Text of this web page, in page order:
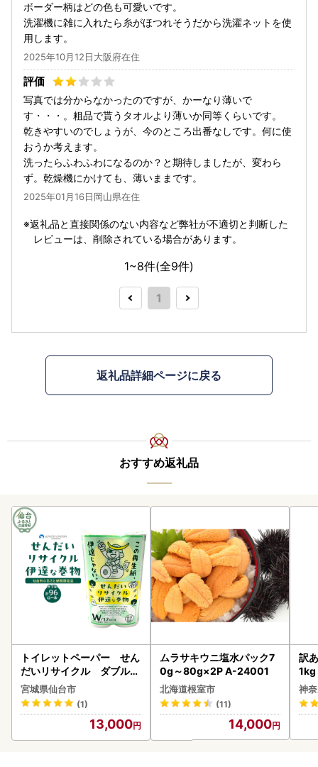
ボーダー柄はどの色も可愛いです。
洗濯機に雑に入れたら糸がほつれそうだから洗濯ネットを使
用します。
2025年10月12日大阪府在住
写真では分からなかったのですが、かーなり薄いで
す・・・。粗品で貰うタオルより薄いか同等くらいです。
乾きやすいのでしょうが、今のところ出番なしです。何に使
おうか考えます。
洗ったらふわふわになるのか？と期待しましたが、変わら
ず。乾燥機にかけても、薄いままです。
2025年01月16日岡山県在住
返礼品と直接関係のない内容など弊社が不適切と判断した
レビューは、削除されている場合があります。
1~8件(全9件)
1
返礼品詳細ページに戻る
おすすめ返礼品
トイレットペーパー せん
だいリサイクル ダブル9
6ロール｜トイレット
宮城県仙台市
(1)
13,000
ムラサキウニ塩水パック7
0g～80g×2P A-24001
北海道根室市
(11)
14,000
訳
1kg
神